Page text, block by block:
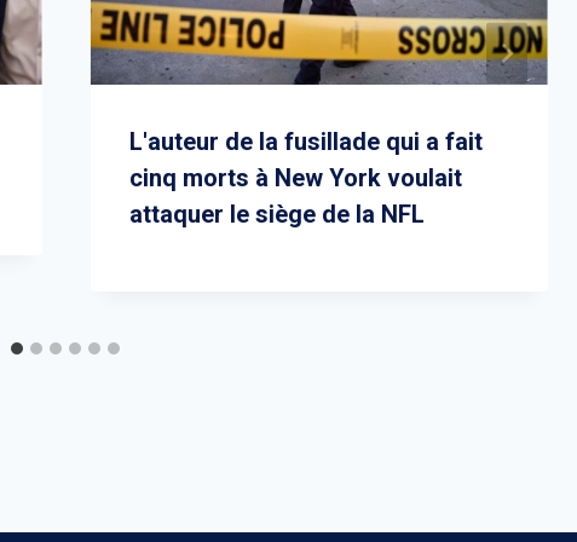
L'auteur de la fusillade qui a fait
cinq morts à New York voulait
attaquer le siège de la NFL